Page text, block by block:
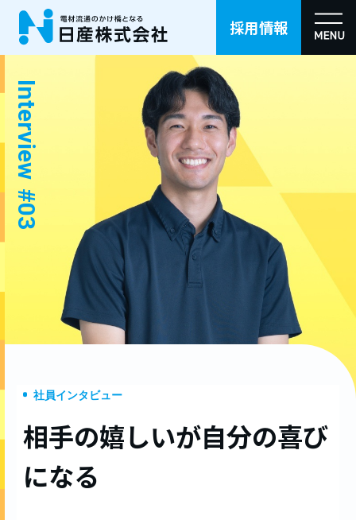
採用情報
Interview
#03
社員インタビュー
相手の嬉しいが自分の喜び
になる